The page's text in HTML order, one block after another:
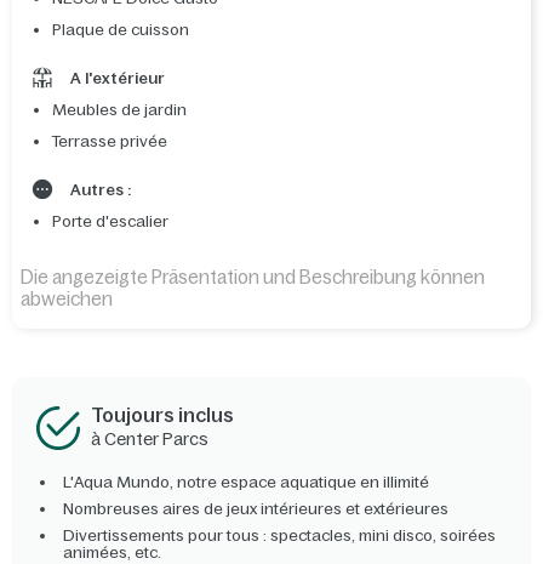
Plaque de cuisson
A l'extérieur
Meubles de jardin
Terrasse privée
Autres :
Porte d'escalier
Die angezeigte Präsentation und Beschreibung können
abweichen
Toujours inclus
à Center Parcs
L'Aqua Mundo, notre espace aquatique en illimité
Nombreuses aires de jeux intérieures et extérieures
Divertissements pour tous : spectacles, mini disco, soirées
animées, etc.